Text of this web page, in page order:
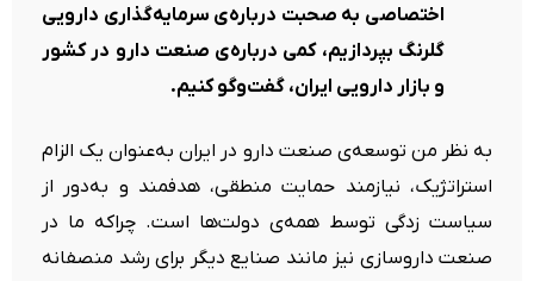
اختصاصی به صحبت درباره‌ی سرمایه‌گذاری دارویی
گلرنگ ب‍پردازیم، کمی درباره‌ی صنعت دارو در کشور
و بازار دارویی ایران، گفت‌وگو کنیم.
به نظر من توسعه‌ی صنعت دارو در ایران به‌عنوان یک الزام
استراتژیک، نیازمند حمایت منطقی، هدفمند و به‌دور از
سیاست زدگی توسط همه‌ی دولت‌ها است. چراکه ما در
صنعت داروسازی نیز مانند صنایع دیگر برای رشد منصفانه